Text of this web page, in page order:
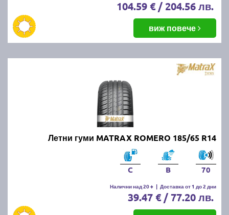
104.59 € / 204.56 лв.
виж повече
Летни гуми MATRAX ROMERO 185/65 R14
C B 70
Налични над 20 + | Доставка от 1 до 2 дни
39.47 € / 77.20 лв.